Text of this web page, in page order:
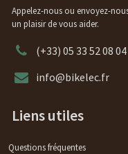
Appelez-nous ou envoyez-
un plaisir de vous aider.
(+33) 05 33 52 08 04
info@bikelec.fr
Liens utiles
Questions fréquentes